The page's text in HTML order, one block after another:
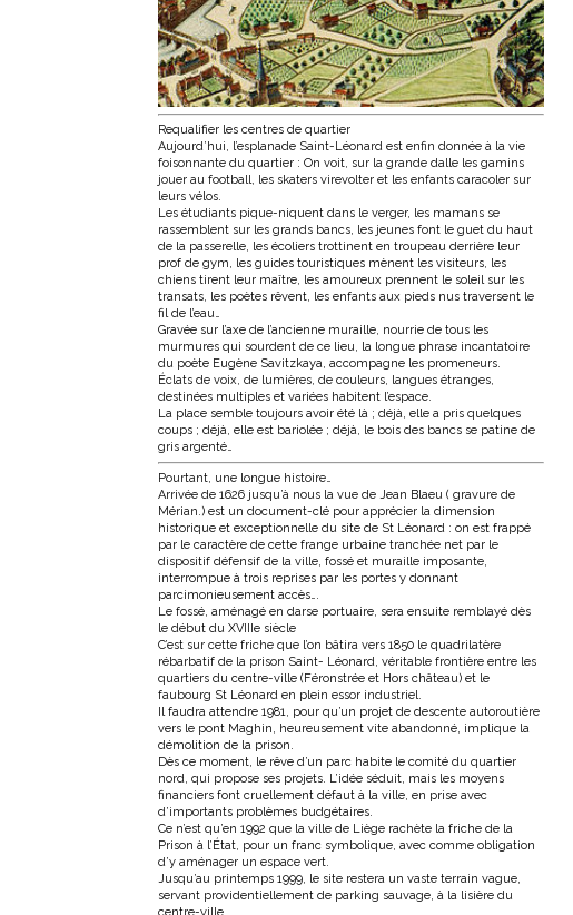
Requalifier les centres de quartier
Aujourd’hui, l’esplanade Saint-Léonard est enfin donnée à la vie
foisonnante du quartier : On voit, sur la grande dalle les gamins
jouer au football, les skaters virevolter et les enfants caracoler sur
leurs vélos.
Les étudiants pique-niquent dans le verger, les mamans se
rassemblent sur les grands bancs, les jeunes font le guet du haut
de la passerelle, les écoliers trottinent en troupeau derrière leur
prof de gym, les guides touristiques mènent les visiteurs, les
chiens tirent leur maître, les amoureux prennent le soleil sur les
transats, les poètes rêvent, les enfants aux pieds nus traversent le
fil de l’eau…
Gravée sur l’axe de l’ancienne muraille, nourrie de tous les
murmures qui sourdent de ce lieu, la longue phrase incantatoire
du poète Eugène Savitzkaya, accompagne les promeneurs.
Éclats de voix, de lumières, de couleurs, langues étranges,
destinées multiples et variées habitent l’espace.
La place semble toujours avoir été là ; déjà, elle a pris quelques
coups ; déjà, elle est bariolée ; déjà, le bois des bancs se patine de
gris argenté…
Pourtant, une longue histoire…
Arrivée de 1626 jusqu’à nous la vue de Jean Blaeu ( gravure de
Mérian.) est un document-clé pour apprécier la dimension
historique et exceptionnelle du site de St Léonard : on est frappé
par le caractère de cette frange urbaine tranchée net par le
dispositif défensif de la ville, fossé et muraille imposante,
interrompue à trois reprises par les portes y donnant
parcimonieusement accès….
Le fossé, aménagé en darse portuaire, sera ensuite remblayé dès
le début du XVIIIe siècle
C’est sur cette friche que l’on bâtira vers 1850 le quadrilatère
rébarbatif de la prison Saint- Léonard, véritable frontière entre les
quartiers du centre-ville (Féronstrée et Hors château) et le
faubourg St Léonard en plein essor industriel.
Il faudra attendre 1981, pour qu’un projet de descente autoroutière
vers le pont Maghin, heureusement vite abandonné, implique la
démolition de la prison.
Dès ce moment, le rêve d’un parc habite le comité du quartier
nord, qui propose ses projets. L’idée séduit, mais les moyens
financiers font cruellement défaut à la ville, en prise avec
d’importants problèmes budgétaires.
Ce n’est qu’en 1992 que la ville de Liège rachète la friche de la
Prison à l’État, pour un franc symbolique, avec comme obligation
d’y aménager un espace vert.
Jusqu’au printemps 1999, le site restera un vaste terrain vague,
servant providentiellement de parking sauvage, à la lisière du